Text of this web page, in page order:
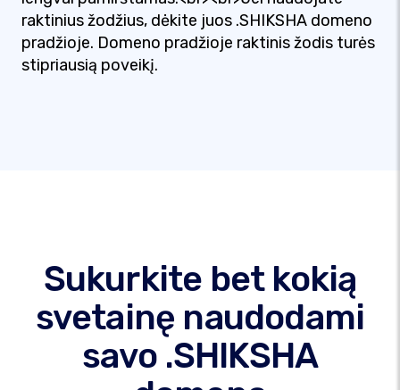
raktinius žodžius, dėkite juos .SHIKSHA domeno
pradžioje. Domeno pradžioje raktinis žodis turės
stipriausią poveikį.
Sukurkite bet kokią
svetainę naudodami
savo .SHIKSHA